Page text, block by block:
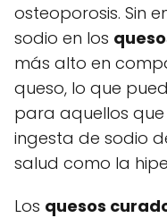
osteoporosis. Sin
sodio en los
más alto en
queso, lo que
para aquellos
ingesta de sodio
salud como la
Los quesos